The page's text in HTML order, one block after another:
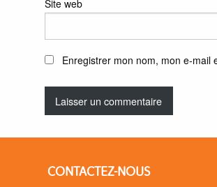
Site web
Enregistrer mon nom, mon e-mail
CONTACTEZ-NOUS